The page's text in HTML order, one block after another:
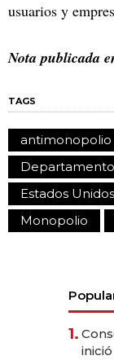
usuarios y
Nota publicada
TAGS
antimonopolio
Estados Unidos
Monopolio
1.